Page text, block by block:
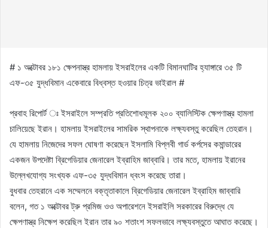
# ১ অক্টোবর ১৮১ ক্ষেপনাস্ত্র হামলায় ইসরাইলের একটি বিমানঘাটির হ্যাঙ্গারে ৩৫ টি
এফ-৩৫ যুদ্ধবিমান একেবারে বিধ্বস্ত হওয়ার চিত্র ভাইরাল #
প্রবাহ রিপোর্ট ঃ ইসরাইলে সম্প্রতি প্রতিশোধমূলক ২০০ ব্যালিস্টিক ক্ষেপণাস্ত্র হামলা
চালিয়েছে ইরান। হামলায় ইসরাইলের সামরিক স্থাপনাকে লক্ষ্যবস্তু করেছিল তেহরান।
যে হামলায় নিজেদের সফল ঘোষণা করেছেন ইসলামি বিপ্লবী গার্ড কর্পসের কমান্ডারের
একজন উপদেষ্টা ব্রিগেডিয়ার জেনারেল ইব্রাহিম জাব্বারি। তার মতে, হামলায় ইরানের
উল্লেখযোগ্য সংখ্যক এফ-৩৫ যুদ্ধবিমান ধ্বংস করেছে তারা।
বুধবার তেহরানে এক সম্মেলনে বক্তৃতাকালে ব্রিগেডিয়ার জেনারেল ইব্রাহিম জাব্বারি
বলেন, গত ১ অক্টোবর ট্রু প্রমিজ ওও অপারেশনে ইসরাইলি সরকারের বিরুদ্ধে যে
ক্ষেপণাস্ত্র নিক্ষেপ করেছিল ইরান তার ৯০ শতাংশ সফলভাবে লক্ষ্যবস্তুতে আঘাত করেছে।